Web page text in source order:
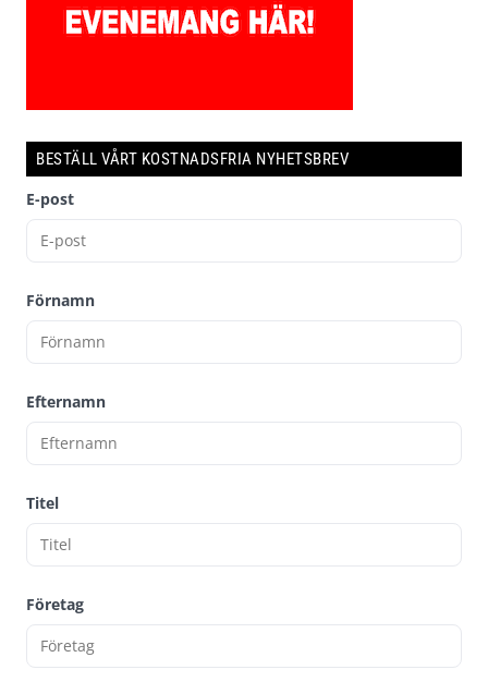
BESTÄLL VÅRT KOSTNADSFRIA NYHETSBREV
E-post
Förnamn
Efternamn
Titel
Företag